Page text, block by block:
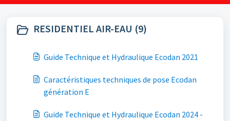
RESIDENTIEL AIR-EAU (9)
Guide Technique et Hydraulique Ecodan 2021
Caractéristiques techniques de pose Ecodan
génération E
Guide Technique et Hydraulique Ecodan 2024 -